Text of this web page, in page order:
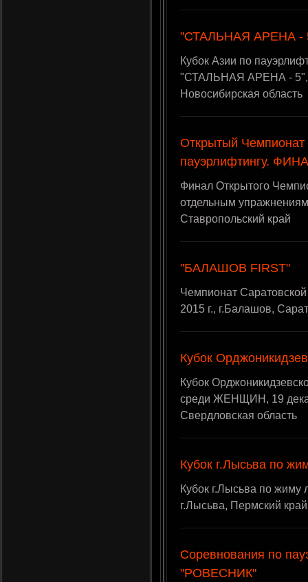
"СТАЛЬНАЯ АРЕНА -
Кубок Азии по
"СТАЛЬНАЯ АРЕНА - 5",
Новосибирская область
Открытый
пауэрлифтингу.
Финал Открытого
отдельным
Ставропольский край
"БАЛАШОВ FIRST"
Чемпионат
2015 г., г.Балашов,
Кубок
Кубок
среди ЖЕНЩИН, 19
Свердловская область
Кубок г.Лысьва по
Кубок г.Лысьва по жиму
г.Лысьва, Пермский край
Соревнования по
"РОВЕСНИК"